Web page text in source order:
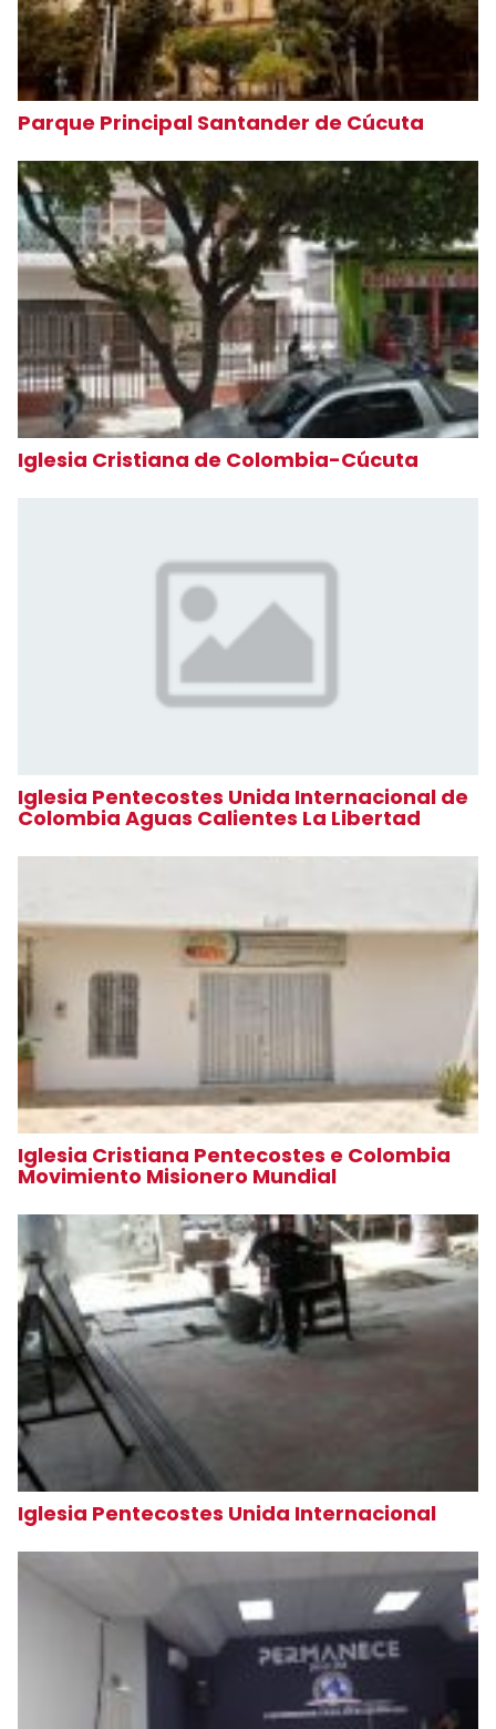
Parque Principal Santander de Cúcuta
Iglesia Cristiana de Colombia-Cúcuta
Iglesia Pentecostes Unida Internacional de
Colombia Aguas Calientes La Libertad
Iglesia Cristiana Pentecostes e Colombia
Movimiento Misionero Mundial
Iglesia Pentecostes Unida Internacional